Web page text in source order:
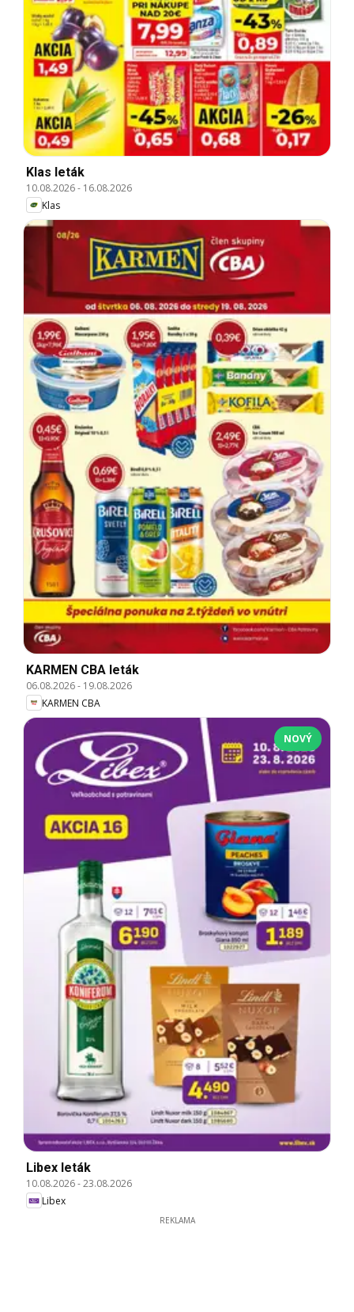
Klas leták
10.08.2026- 16.08.2026
Klas
KARMEN CBA leták
06.08.2026- 19.08.2026
KARMEN CBA
NOVÝ
Libex leták
10.08.2026-23.08.2026
Libex
REKLAMA